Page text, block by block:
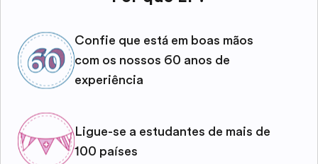
Confie que está em boas mãos
com os nossos 60 anos de
experiência
Ligue-se a estudantes de mais de
100 países